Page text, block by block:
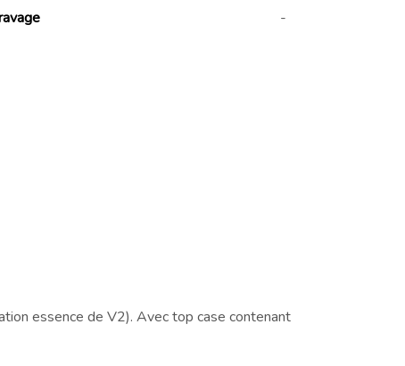
-
essence de V2). Avec top case contenant